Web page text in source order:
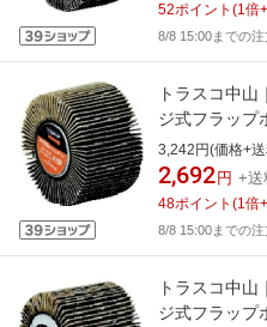
52ポイント (1倍+
8/8 15:00までの
トラスコ中山
ジ式フラッ
100♯
3,242円(価格+
2,692 円 +送
48ポイント (1倍+
8/8 15:00までの
トラスコ中山
ジ式フラッ